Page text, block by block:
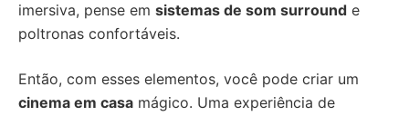
imersiva, pense em sistemas de som surround e
poltronas confortáveis.
Então, com esses elementos, você pode criar um
cinema em casa mágico. Uma experiência de